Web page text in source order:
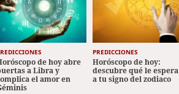
de hoy abre
a Libra y
el amor en
PREDICCIONES
Horóscopo de hoy:
descubre qué le espera
a tu signo del zodiaco